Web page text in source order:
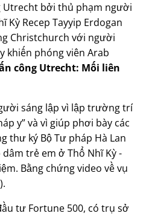
Utrecht bởi thủ phạm người
Kỳ Recep Tayyip Erdogan
Christchurch với người
khiến phóng viên Arab
công Utrecht: Mối liên
sáng lập vì lập trường trí
y và vì giúp phơi bày các
thư ký Bộ Tư pháp Hà Lan
trẻ em ở Thổ Nhĩ Kỳ -
Bằng chứng video về vụ
tư Fortune 500, có trụ sở